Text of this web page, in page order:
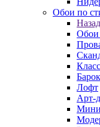
Обои по
Назад
Обои
Лофт
Арт-